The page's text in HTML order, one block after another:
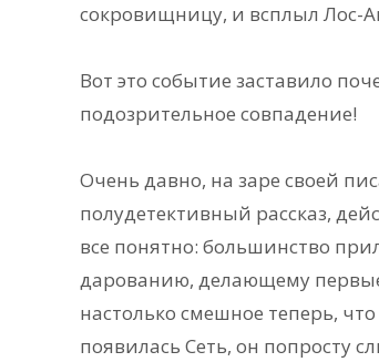
сокровищницу, и всплыл Лос-
Вот это событие заставило
подозрительное совпадение!
Очень давно, на заре своей
полудетективный рассказ,
все понятно: большинство
дарованию, делающему
настолько смешное теперь,
появилась Сеть, он попросту